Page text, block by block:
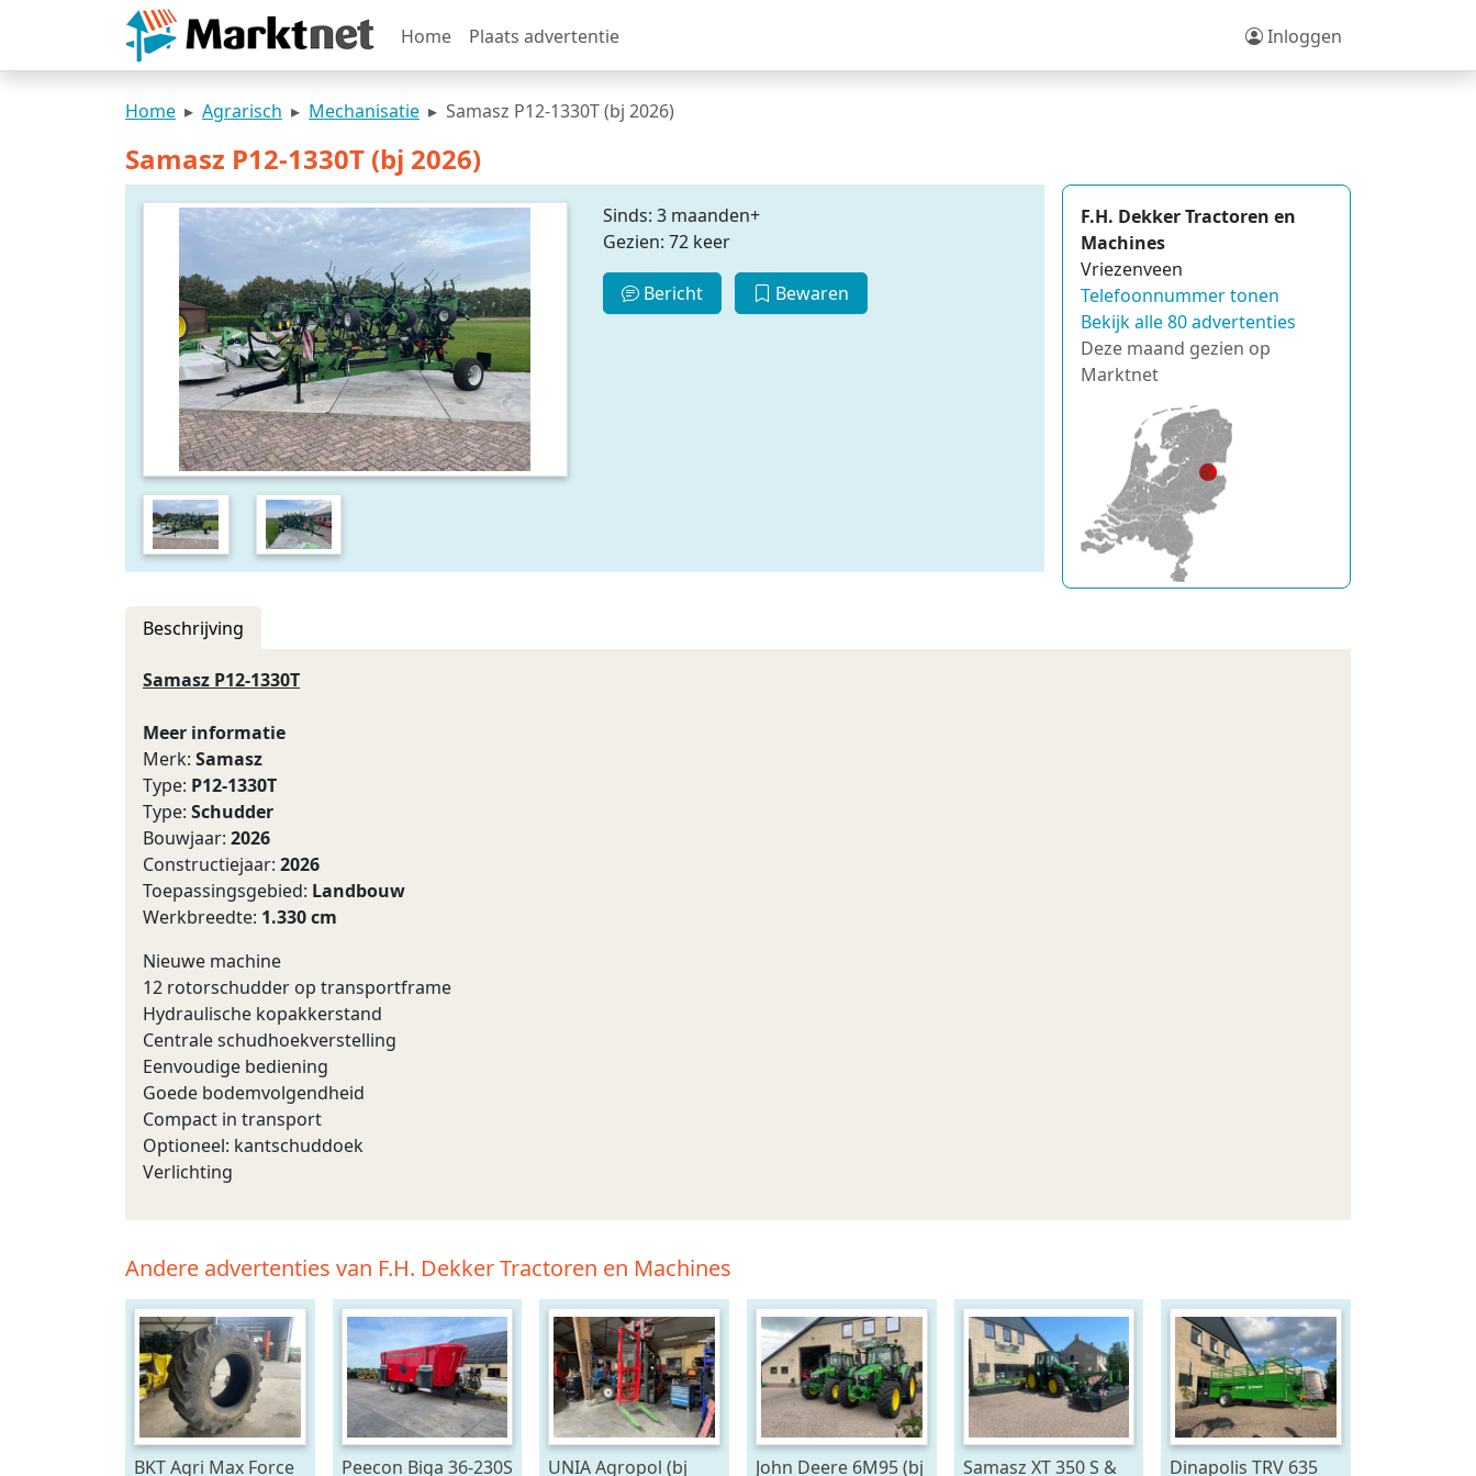
Home Plaats advertentie Inloggen
Home Agrarisch Mechanisatie Samasz P12-1330T (bj 2026)
Samasz P12-1330T (bj 2026)
Sinds: 3 maanden+
Gezien: 72 keer
Bericht Bewaren
F.H. Dekker Tractoren en
Machines
Vriezenveen
Telefoonnummer tonen
Bekijk alle 80 advertenties
Deze maand gezien op
Marktnet
Beschrijving
Samasz P12-1330T
Meer informatie
Merk: Samasz
Type: P12-1330T
Type: Schudder
Bouwjaar: 2026
Constructiejaar: 2026
Toepassingsgebied: Landbouw
Werkbreedte: 1.330 cm
Nieuwe machine
12 rotorschudder op transportframe
Hydraulische kopakkerstand
Centrale schudhoekverstelling
Eenvoudige bediening
Goede bodemvolgendheid
Compact in transport
Optioneel: kantschuddoek
Verlichting
Andere advertenties van F.H. Dekker Tractoren en Machines
BKT Agri Max Force Peecon Biga 36-230S UNIA Agropol (bj John Deere 6M95 (bj Samasz XT 350 S & Dinapolis TRV 635